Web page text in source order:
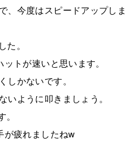
、今度はスピードアップしま
。
トが速いと思います。
しかないです。
いように叩きましょう。
が疲れましたねw